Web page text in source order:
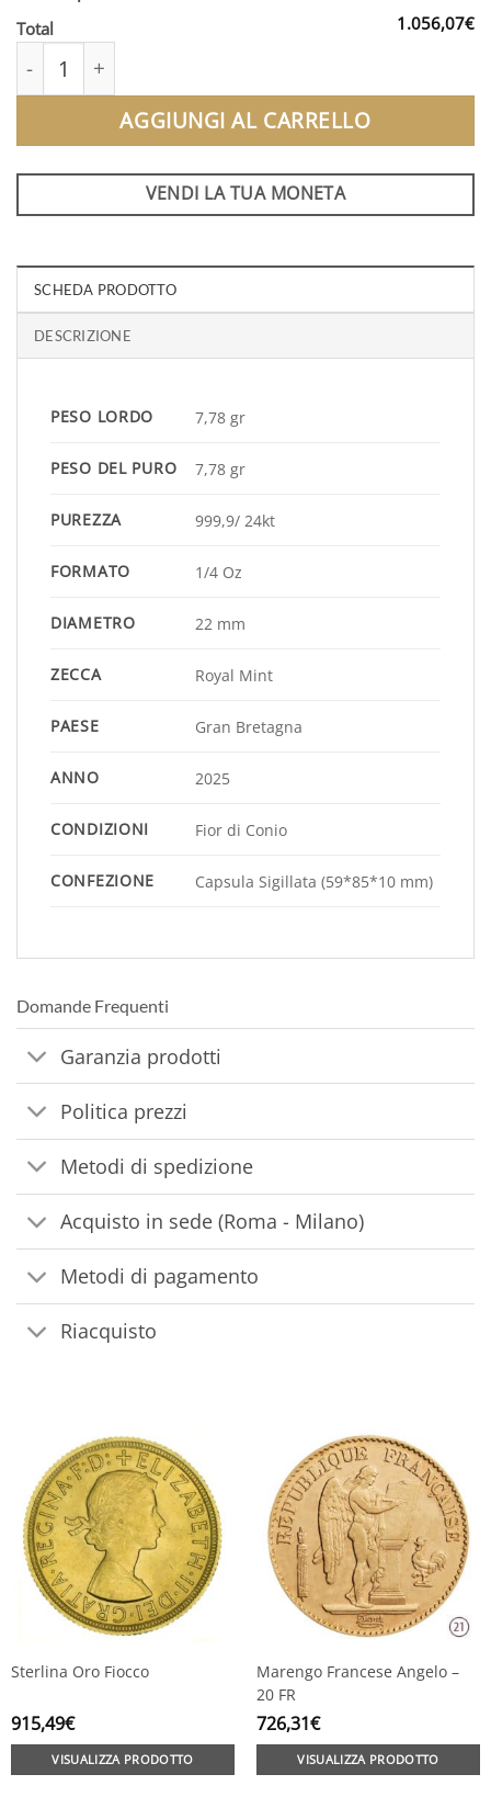
Total
1.056,07€
Tudor Beasts Greyhound 2025 | Oro | 1/4 Oz quantità
AGGIUNGI AL CARRELLO
VENDI LA TUA MONETA
SCHEDA PRODOTTO
DESCRIZIONE
PESO LORDO 7,78 gr
PESO DEL PURO 7,78 gr
PUREZZA 999,9/ 24kt
FORMATO 1/4 Oz
DIAMETRO 22 mm
ZECCA Royal Mint
PAESE Gran Bretagna
ANNO 2025
CONDIZIONI Fior di Conio
CONFEZIONE Capsula Sigillata (59*85*10 mm)
Domande Frequenti
Garanzia prodotti
Politica prezzi
Metodi di spedizione
Acquisto in sede (Roma - Milano)
Metodi di pagamento
Riacquisto
Sterlina Oro Fiocco
915,49€
VISUALIZZA PRODOTTO
Marengo Francese Angelo –
20 FR
726,31€
VISUALIZZA PRODOTTO